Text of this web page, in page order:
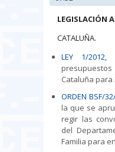
LEGISLACIÓN
CATALUÑA.
LEY 1/
Cataluña para
ORDEN BSF/
la que se
regir las
del
Familia para